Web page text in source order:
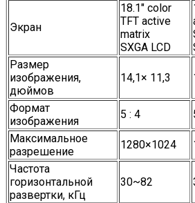
Экран
18.1" color
TFT active
matrix
SXGA LCD
Размер
изображения,
дюймов
14,1× 11,3
Формат
изображения
5 : 4
Максимальное
разрешение
1280×1024
Частота
горизонтальной
развертки, кГц
30~82